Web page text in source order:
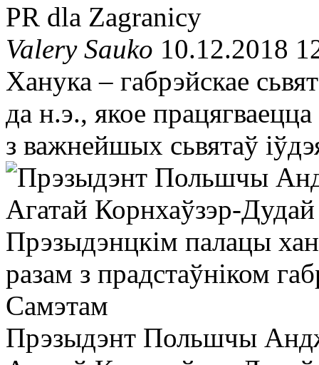
PR dla Zagranicy
Valery Sauko 10.12.2018
Ханука – габрэйскае
да н.э., якое
з важнейшых сьвятаў
Прэзыдэнт Польшчы